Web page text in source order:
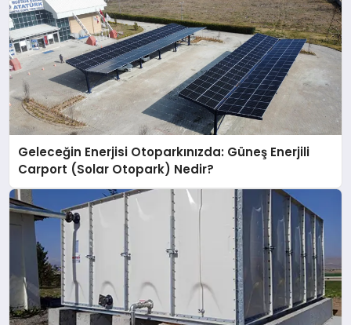
Geleceğin Enerjisi Otoparkınızda: Güneş Enerjili
Carport (Solar Otopark) Nedir?